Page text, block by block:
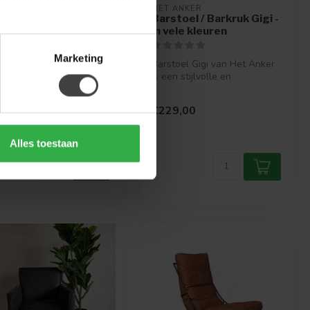
Marketing
Alles toestaan
Leer S
Rasmus uit de
van Het Anker
een schitterend design
HET ANKER
Barstoel / Barkruk Gigi -
in vele kleuren
Barstoel Gigi van Het Anker
is een stijlvolle en
€229,00